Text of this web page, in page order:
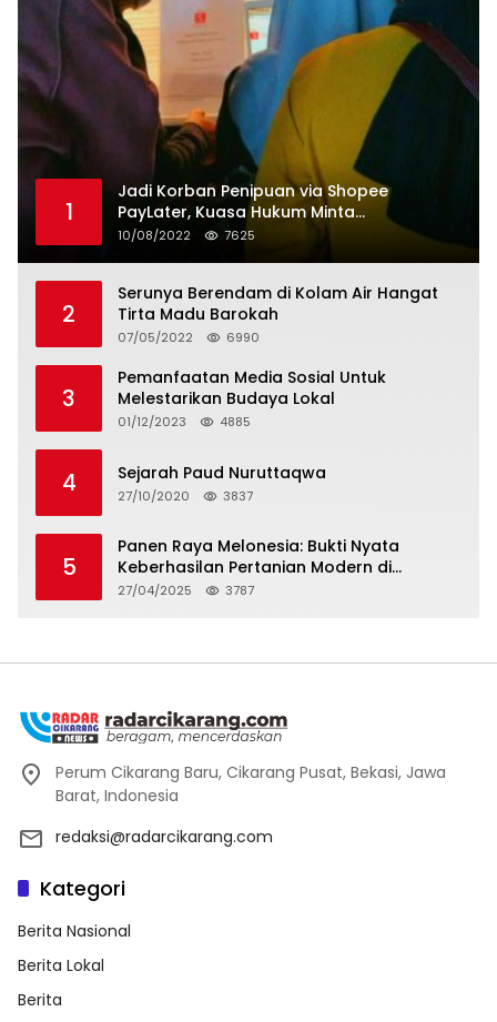
1
Jadi Korban Penipuan via Shopee
PayLater, Kuasa Hukum Minta
Penangguhan Tagihan dan Hapus Bunga
10/08/2022 7625
2
Serunya Berendam di Kolam Air Hangat
Tirta Madu Barokah
07/05/2022 6990
3
Pemanfaatan Media Sosial Untuk
Melestarikan Budaya Lokal
01/12/2023 4885
4 Sejarah Paud Nuruttaqwa
27/10/2020 3837
5
Panen Raya Melonesia: Bukti Nyata
Keberhasilan Pertanian Modern di
Kabupaten Bekasi
27/04/2025 3787
Perum Cikarang Baru, Cikarang Pusat, Bekasi, Jawa
Barat, Indonesia
redaksi@radarcikarang.com
Kategori
Berita Nasional
Berita Lokal
Berita